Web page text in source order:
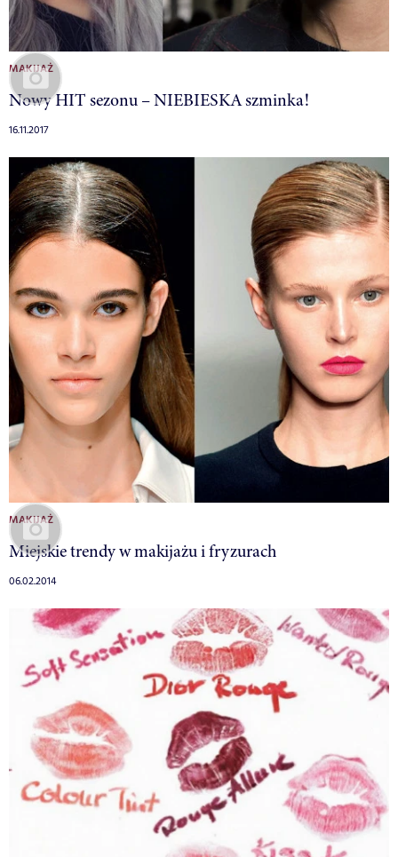
MAKIJAŻ
Nowy HIT sezonu – NIEBIESKA szminka!
16.11.2017
MAKIJAŻ
Miejskie trendy w makijażu i fryzurach
06.02.2014